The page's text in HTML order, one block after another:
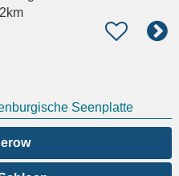
Seenplatte